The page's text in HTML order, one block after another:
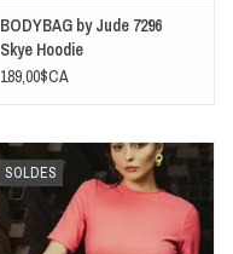
BODYBAG by Jude 7296
Skye Hoodie
189,00$CA
SOLDES